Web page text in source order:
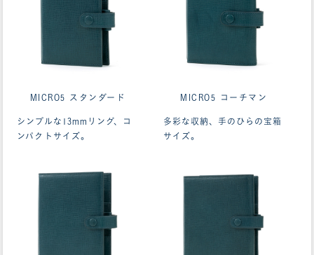
MICRO5 スタンダード
シンプルな13mmリング、コ
ンパクトサイズ。
MICRO5 コーチマン
多彩な収納、手のひらの宝箱
サイズ。